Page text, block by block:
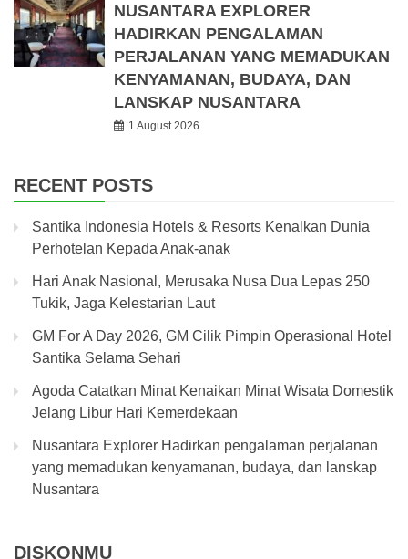
NUSANTARA EXPLORER
HADIRKAN PENGALAMAN
PERJALANAN YANG MEMADUKAN
KENYAMANAN, BUDAYA, DAN
LANSKAP NUSANTARA
1 August 2026
RECENT POSTS
Santika Indonesia Hotels & Resorts Kenalkan Dunia
Perhotelan Kepada Anak-anak
Hari Anak Nasional, Merusaka Nusa Dua Lepas 250
Tukik, Jaga Kelestarian Laut
GM For A Day 2026, GM Cilik Pimpin Operasional Hotel
Santika Selama Sehari
Agoda Catatkan Minat Kenaikan Minat Wisata Domestik
Jelang Libur Hari Kemerdekaan
Nusantara Explorer Hadirkan pengalaman perjalanan
yang memadukan kenyamanan, budaya, dan lanskap
Nusantara
DISKONMU